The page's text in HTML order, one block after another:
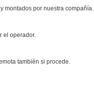
montados por nuestra compañía.
el operador.
también si procede.